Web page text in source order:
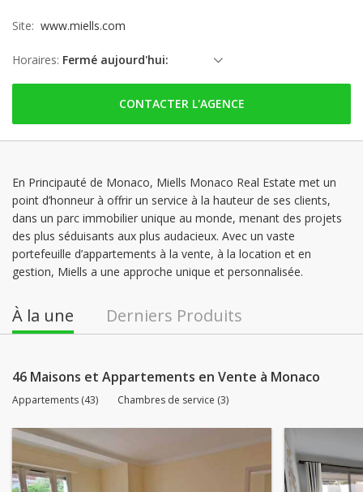
Site: www.miells.com
Horaires: Fermé aujourd'hui:
dimanche: Fermé
lundi: 09:00 - 18:30
jeudi: 09:00 - 18:30
vendredi: 09:00 - 18:30
samedi: Fermé
CONTACTER L'AGENCE
En Principauté de Monaco, Miells Monaco Real Estate met un
point d’honneur à offrir un service à la hauteur de ses clients,
dans un parc immobilier unique au monde, menant des projets
des plus séduisants aux plus audacieux. Avec un vaste
portefeuille d’appartements à la vente, à la location et en
gestion, Miells a une approche unique et personnalisée.
À la une Derniers Produits
46 Maisons et Appartements en Vente à Monaco
Appartements (43) Chambres de service (3)